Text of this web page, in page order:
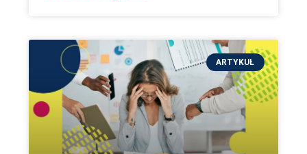
ARTYKUŁ